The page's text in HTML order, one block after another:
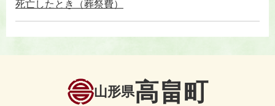
死亡したとき（葬祭費）
山形県高畠町